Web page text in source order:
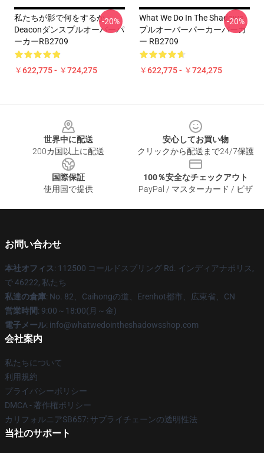
私たちが影で何をするか -
Deaconダンスプルオーバーパ
ーカーRB2709
￥622,775 - ￥724,275
-20%
What We Do In The Shadows
プルオーバーパーカーパーカ
ー RB2709
￥622,775 - ￥724,275
-20%
世界中に配送
200カ国以上に配送
安心してお買い物
クリックから配送まで24/7保護
国際保証
使用国で提供
100％安全なチェックアウト
PayPal / マスターカード / ビザ
お問い合わせ
本社オフィス: 112500 コールドスプリング Rd. インディアナポリス,
で 46222, 私たち
私達の倉庫: No. 82、Caihongの道、Erenhot都市、広東省、CN
営業時間: 9:00～18:00(月～金)
電子メール: info@whatwedointheshadowsshop.com
会社案内
私たちについて
利用規約
プライバシーポリシー
DMCA - 著作権ポリシー
カリフォルニアSB657: サプライチェーンの透明性法
当社のサポート